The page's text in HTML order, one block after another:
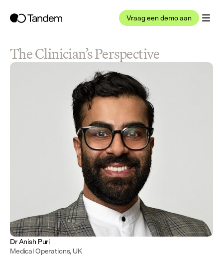
Vraag een demo aan
The Clinician’s Perspective
Dr Anish Puri
Medical Operations, UK